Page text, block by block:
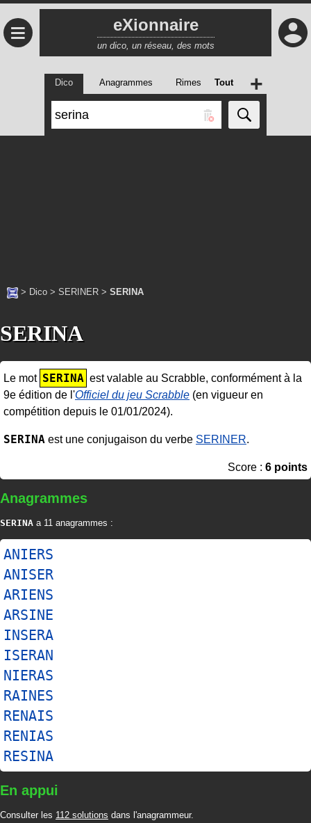
≡ eXionnaire
un dico, un réseau, des mots
Dico Anagrammes Rimes Tout +
> Dico > SERINER > SERINA
SERINA
Le mot SERINA est valable au Scrabble, conformément à la
9e édition de l'Officiel du jeu Scrabble (en vigueur en
compétition depuis le 01/01/2024).
SERINA est une conjugaison du verbe SERINER.
Score : 6 points
Anagrammes
SERINA a 11 anagrammes :
ANIERS
ANISER
ARIENS
ARSINE
INSERA
ISERAN
NIERAS
RAINES
RENAIS
RENIAS
RESINA
En appui
Consulter les 112 solutions dans l'anagrammeur.